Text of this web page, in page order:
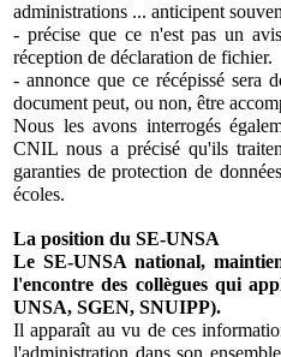
administrations ... anticipent
- précise que ce n'est pas un
réception de déclaration de fichier.
- annonce que ce récépissé sera
document peut, ou non, être
Nous les avons interrogés
CNIL nous a précisé qu'ils
garanties de protection de
écoles.
La position du SE-UNSA
Le SE-UNSA national,
l'encontre des collègues qui
UNSA, SGEN, SNUIPP).
Il apparaît au vu de ces
l'administration dans son